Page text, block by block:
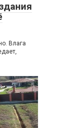
Влага